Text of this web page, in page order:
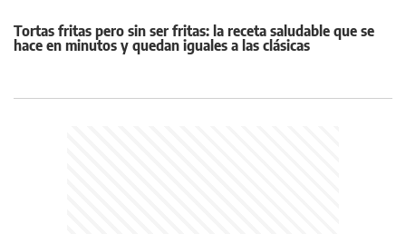
Tortas fritas pero sin ser fritas: la receta saludable que se
hace en minutos y quedan iguales a las clásicas